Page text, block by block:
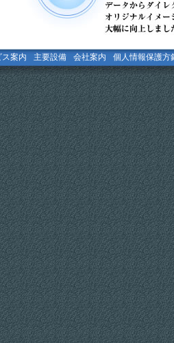
案内 主要設備 会社案内 個人情報保護方